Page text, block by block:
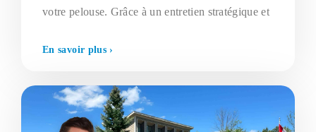
votre pelouse. Grâce à un entretien stratégique et
En savoir plus ›